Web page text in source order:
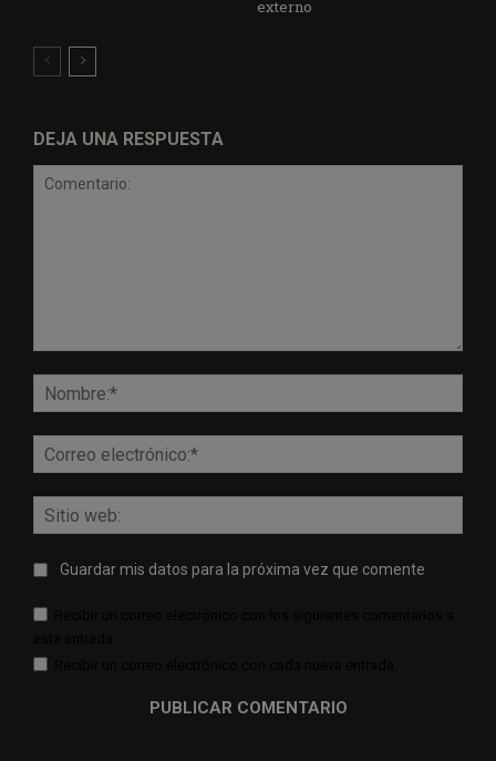
externo
DEJA UNA RESPUESTA
web:
Guardar mis datos para la próxima vez que comente